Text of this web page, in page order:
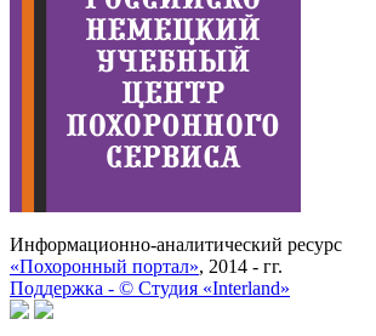
Информационно-аналитический ресурс
«Похоронный портал», 2014 - гг.
Поддержка - © Cтудия «Interland»